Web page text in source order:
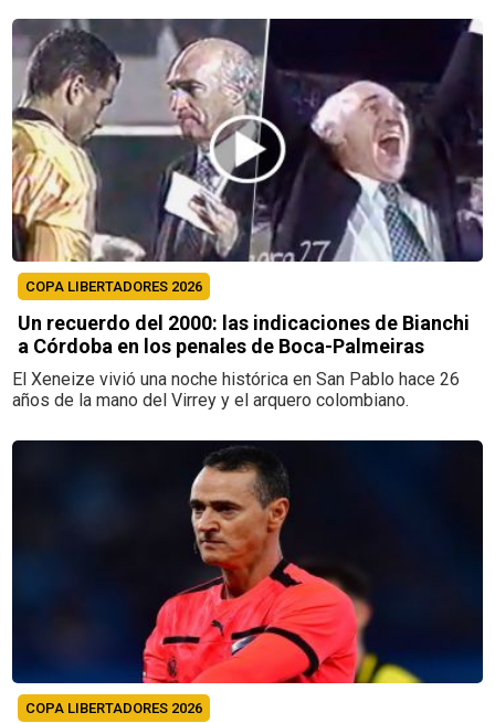
COPA LIBERTADORES 2026
Un recuerdo del 2000: las indicaciones de Bianchi
a Córdoba en los penales de Boca-Palmeiras
El Xeneize vivió una noche histórica en San Pablo hace 26
años de la mano del Virrey y el arquero colombiano.
COPA LIBERTADORES 2026